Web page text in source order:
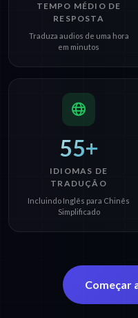
TEMPO MÉDIO DE
RESPOSTA
Traduza audios de uma hora
em minutos
55+
IDIOMAS DE
TRADUÇÃO
Incluindo Inglês para Chinês
Simplificado
Começar